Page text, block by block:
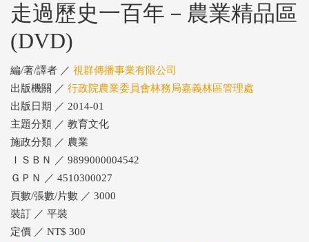
走過歷史一百年－農業精品區
(DVD)
編/著/譯者 ／ 視群傳播事業有限公司
出版機關 ／ 行政院農業委員會林務局嘉義林區管理處
出版日期 ／ 2014-01
主題分類 ／ 教育文化
施政分類 ／ 農業
ＩＳＢＮ ／ 9899000004542
ＧＰＮ ／ 4510300027
頁數/張數/片數 ／ 3000
裝訂 ／ 平裝
定價 ／ NT$ 300